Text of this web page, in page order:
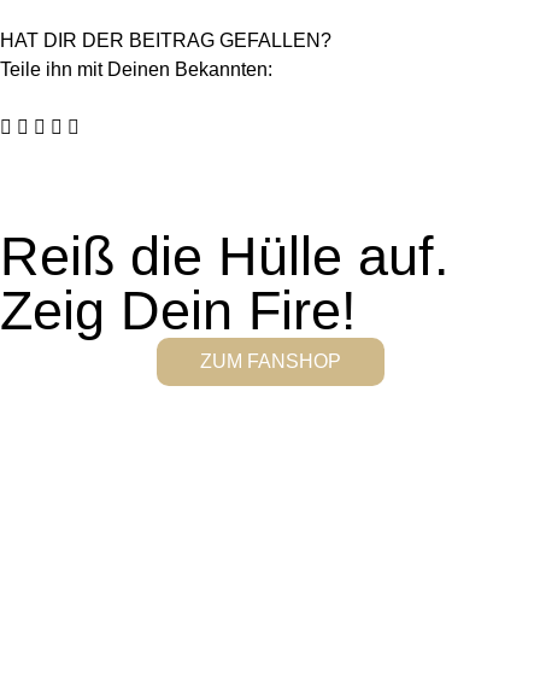
HAT DIR DER BEITRAG GEFALLEN?
Teile ihn mit Deinen Bekannten:
Reiß die Hülle auf.
Zeig Dein Fire!
ZUM FANSHOP